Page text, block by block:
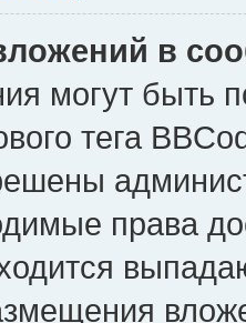
в
могут
тега
права